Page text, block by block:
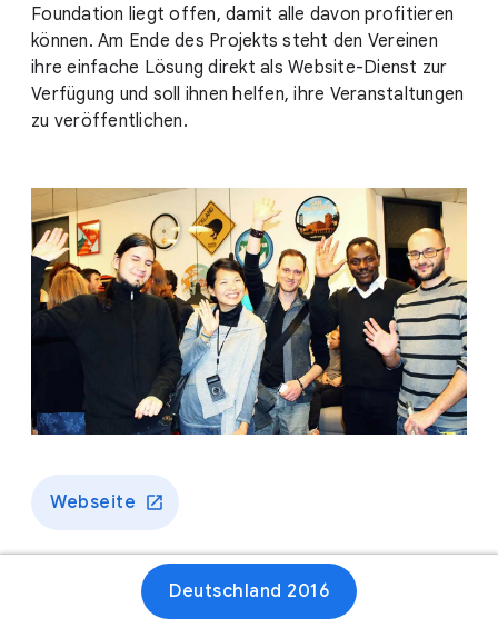
Foundation liegt offen, damit alle davon profitieren
können. Am Ende des Projekts steht den Vereinen
ihre einfache Lösung direkt als Website-Dienst zur
Verfügung und soll ihnen helfen, ihre Veranstaltungen
zu veröffentlichen.
Webseite
Deutschland 2016